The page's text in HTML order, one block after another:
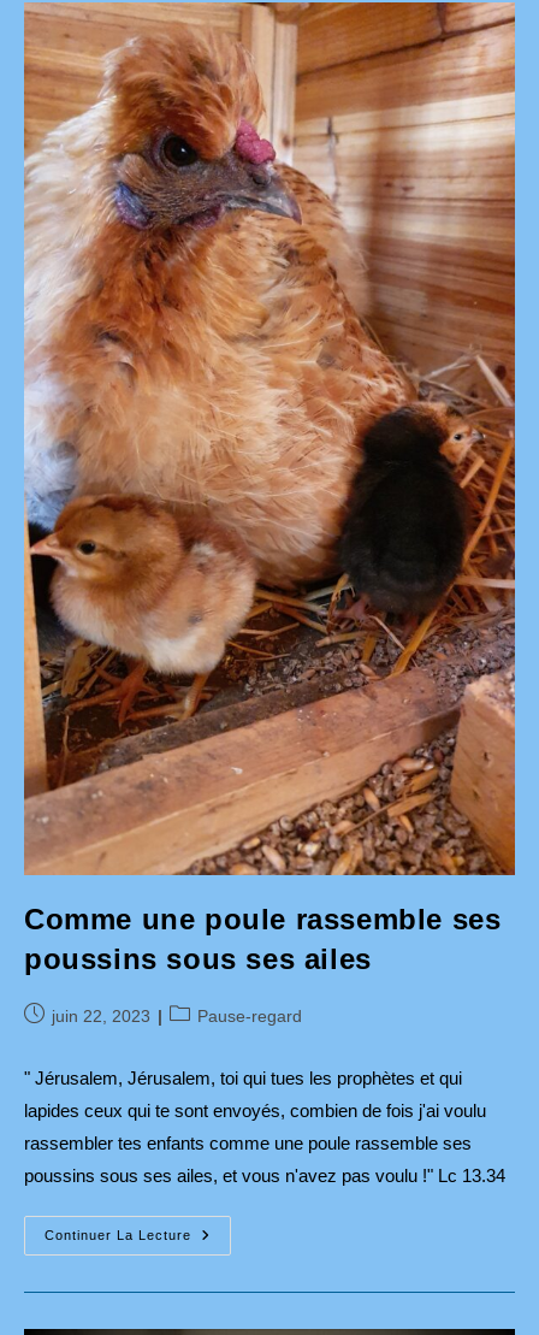
Pas
Ôté
Tout
Droit
De
Te
Condamner
?
Comme une poule rassemble ses
poussins sous ses ailes
Publication
juin 22, 2023
PostPause-regard
" Jérusalem, Jérusalem, toi qui tues les prophètes et qui
lapides ceux qui te sont envoyés, combien de fois j'ai voulu
rassembler tes enfants comme une poule rassemble ses
poussins sous ses ailes, et vous n'avez pas voulu !" Lc 13.34
Continuer La Lecture
Comme
Une
Rassemble